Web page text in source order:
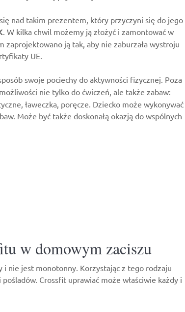
nad takim prezentem, który przyczyni się do jego
. W kilka chwil możemy ją złożyć i zamontować w
ją tak, aby nie zaburzała wystroju
UE.
swoje pociechy do aktywności fizycznej. Poza
nie tylko do ćwiczeń, ale także zabaw:
ławeczka, poręcze. Dziecko może wykonywać
Może być także doskonałą okazją do wspólnych
w domowym zaciszu
i nie jest monotonny. Korzystając z tego rodzaju
Crossfit uprawiać może właściwie każdy i